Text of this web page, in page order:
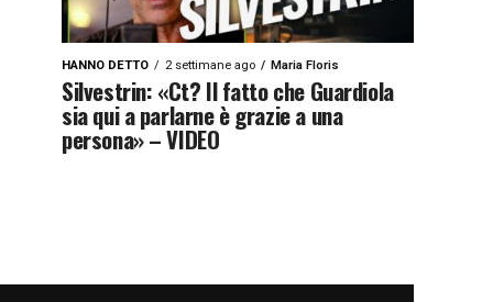
HANNO DETTO 2 settimane ago Maria Floris
Silvestrin: «Ct? Il fatto che Guardiola
sia qui a parlarne è grazie a una
persona» – VIDEO